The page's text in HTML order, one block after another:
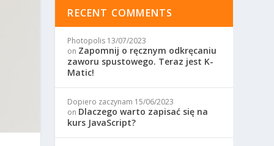
RECENT COMMENTS
Photopolis 13/07/2023
on Zapomnij o ręcznym odkręcaniu
zaworu spustowego. Teraz jest K-
Matic!
Dopiero zaczynam 15/06/2023
on Dlaczego warto zapisać się na
kurs JavaScript?